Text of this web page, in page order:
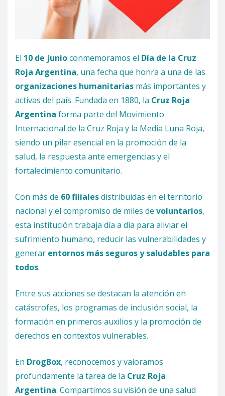
El 10 de junioconmemoramos el Día de la Cruz
Roja Argentina, una fecha que honra a una de las
organizaciones humanitarias más importantes y
activas del país. Fundada en 1880, la Cruz Roja
Argentina forma parte del Movimiento
Internacional de la Cruz Roja y la Media Luna Roja,
siendo un pilar esencial en la promoción de la
salud, la respuesta ante emergencias y el
fortalecimiento comunitario.
Con más de 60 filialesdistribuidas en el territorio
nacional y el compromiso de miles de voluntarios,
esta institución trabaja día a día para aliviar el
sufrimiento humano, reducir las vulnerabilidades y
generar entornos más seguros y saludables para
todos.
Entre sus acciones se destacan la atención en
catástrofes, los programas de inclusión social, la
formación en primeros auxilios y la promoción de
derechos en contextos vulnerables.
En DrogBox, reconocemos y valoramos
profundamente la tarea de la Cruz Roja
Argentina. Compartimos su visión de una salud